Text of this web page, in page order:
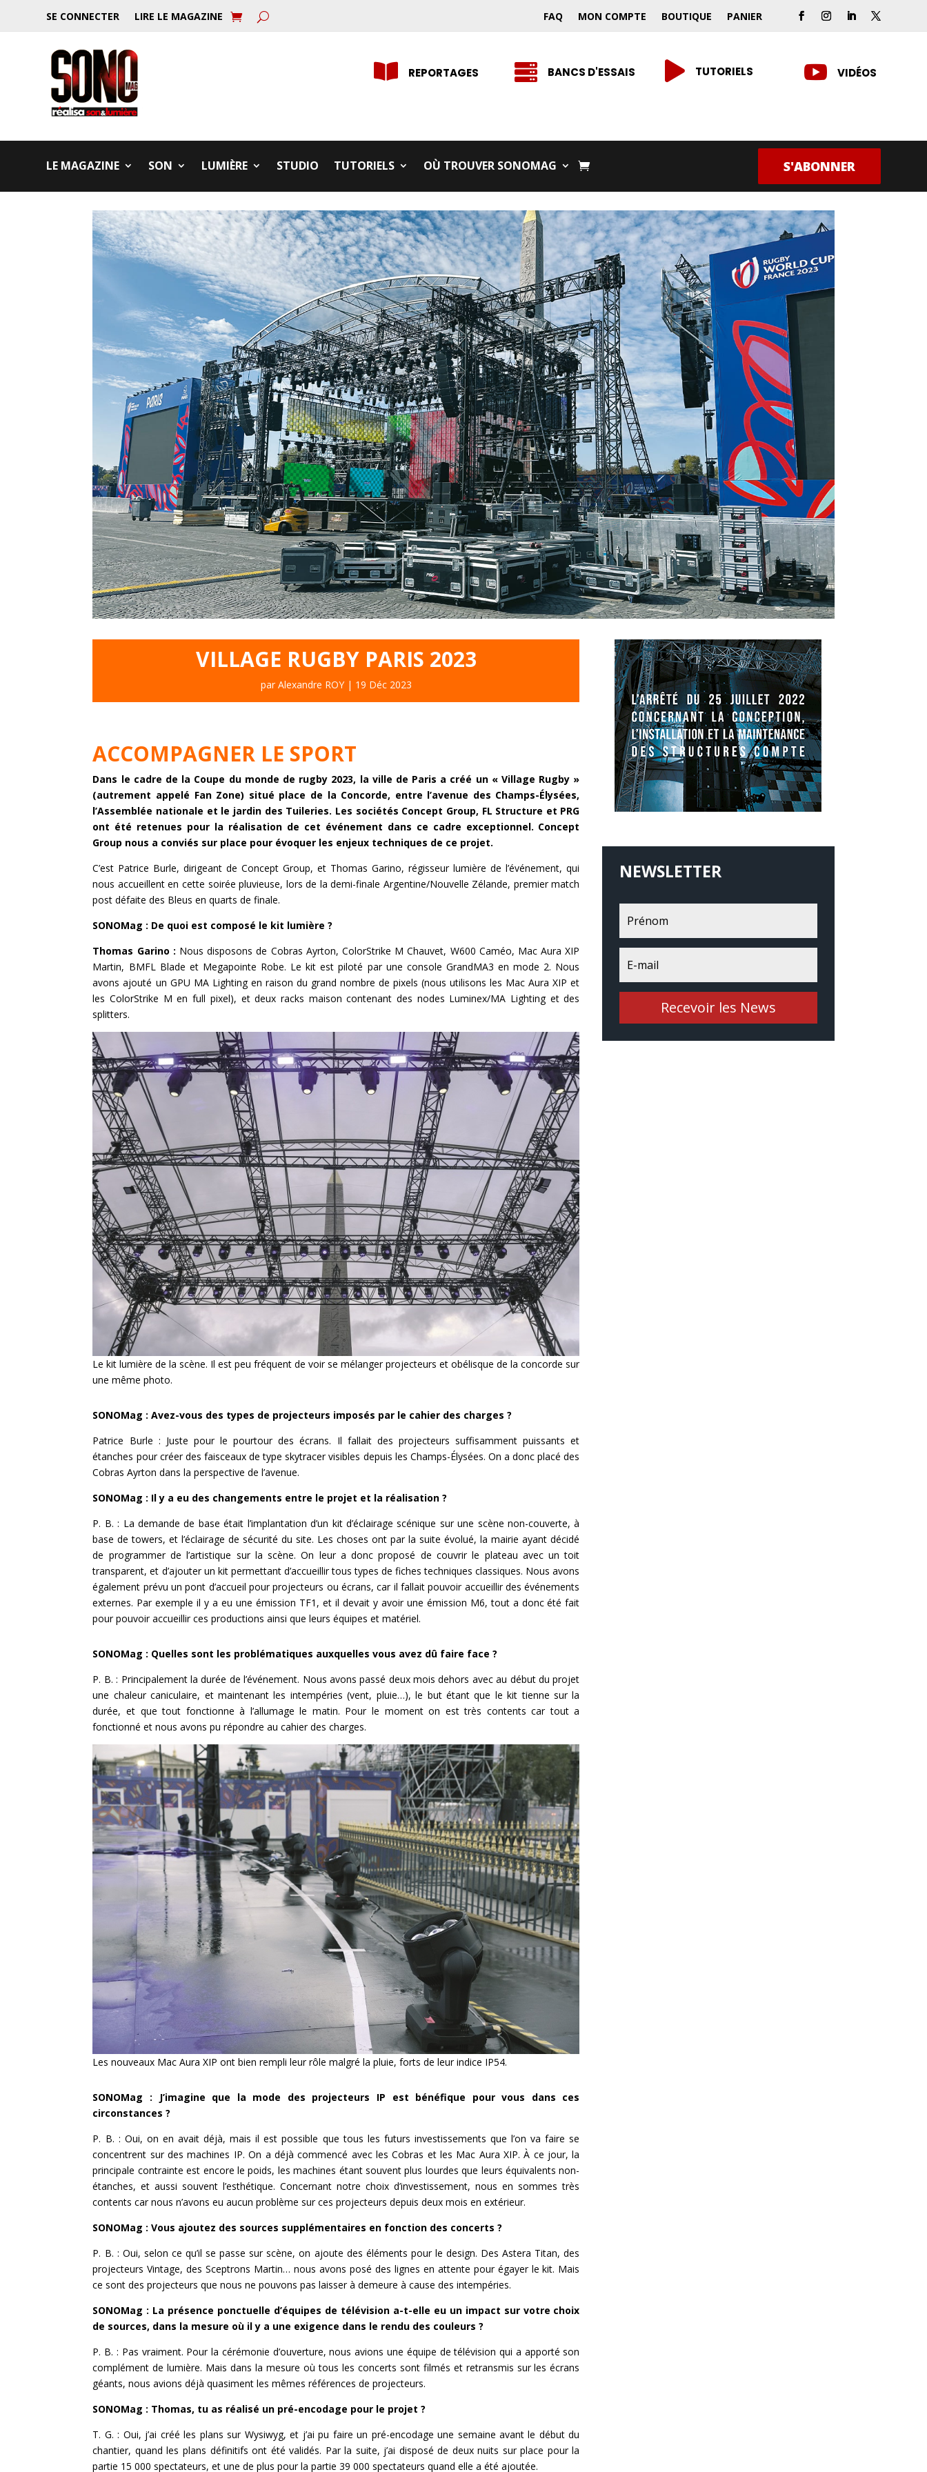
SE CONNECTER LIRE LE MAGAZINE FAQ MON COMPTE BOUTIQUE PANIER
 REPORTAGES  BANCS D'ESSAIS  TUTORIELS  VIDÉOS
LE MAGAZINE SON LUMIÈRE STUDIO TUTORIELS OÙ TROUVER SONOMAG S'ABONNER
VILLAGE RUGBY PARIS 2023
parAlexandre ROY| 19 Déc 2023
ACCOMPAGNER LE SPORT
Dans le cadre de la Coupe du monde de rugby 2023, la ville de Paris a créé un « Village Rugby »
(autrement appelé Fan Zone) situé place de la Concorde, entre l’avenue des Champs-Élysées,
l’Assemblée nationale et le jardin des Tuileries. Les sociétés Concept Group, FL Structure et PRG
ont été retenues pour la réalisation de cet événement dans ce cadre exceptionnel. Concept
Group nous a conviés sur place pour évoquer les enjeux techniques de ce projet.
C’est Patrice Burle, dirigeant de Concept Group, et Thomas Garino, régisseur lumière de l’événement, qui
nous accueillent en cette soirée pluvieuse, lors de la demi-finale Argentine/Nouvelle Zélande, premier match
post défaite des Bleus en quarts de finale.
SONOMag : De quoi est composé le kit lumière ?
Thomas Garino : Nous disposons de Cobras Ayrton, ColorStrike M Chauvet, W600 Caméo, Mac Aura XIP
Martin, BMFL Blade et Megapointe Robe. Le kit est piloté par une console GrandMA3 en mode 2. Nous
avons ajouté un GPU MA Lighting en raison du grand nombre de pixels (nous utilisons les Mac Aura XIP et
les ColorStrike M en full pixel), et deux racks maison contenant des nodes Luminex/MA Lighting et des
splitters.
Le kit lumière de la scène. Il est peu fréquent de voir se mélanger projecteurs et obélisque de la concorde sur
une même photo.
SONOMag : Avez-vous des types de projecteurs imposés par le cahier des charges ?
Patrice Burle : Juste pour le pourtour des écrans. Il fallait des projecteurs suffisamment puissants et
étanches pour créer des faisceaux de type skytracer visibles depuis les Champs-Élysées. On a donc placé des
Cobras Ayrton dans la perspective de l’avenue.
SONOMag : Il y a eu des changements entre le projet et la réalisation ?
P. B. : La demande de base était l’implantation d’un kit d’éclairage scénique sur une scène non-couverte, à
base de towers, et l’éclairage de sécurité du site. Les choses ont par la suite évolué, la mairie ayant décidé
de programmer de l’artistique sur la scène. On leur a donc proposé de couvrir le plateau avec un toit
transparent, et d’ajouter un kit permettant d’accueillir tous types de fiches techniques classiques. Nous avons
également prévu un pont d’accueil pour projecteurs ou écrans, car il fallait pouvoir accueillir des événements
externes. Par exemple il y a eu une émission TF1, et il devait y avoir une émission M6, tout a donc été fait
pour pouvoir accueillir ces productions ainsi que leurs équipes et matériel.
SONOMag : Quelles sont les problématiques auxquelles vous avez dû faire face ?
P. B. : Principalement la durée de l’événement. Nous avons passé deux mois dehors avec au début du projet
une chaleur caniculaire, et maintenant les intempéries (vent, pluie…), le but étant que le kit tienne sur la
durée, et que tout fonctionne à l’allumage le matin. Pour le moment on est très contents car tout a
fonctionné et nous avons pu répondre au cahier des charges.
Les nouveaux Mac Aura XIP ont bien rempli leur rôle malgré la pluie, forts de leur indice IP54.
SONOMag : J’imagine que la mode des projecteurs IP est bénéfique pour vous dans ces
circonstances ?
P. B. : Oui, on en avait déjà, mais il est possible que tous les futurs investissements que l’on va faire se
concentrent sur des machines IP. On a déjà commencé avec les Cobras et les Mac Aura XIP. À ce jour, la
principale contrainte est encore le poids, les machines étant souvent plus lourdes que leurs équivalents non-
étanches, et aussi souvent l’esthétique. Concernant notre choix d’investissement, nous en sommes très
contents car nous n’avons eu aucun problème sur ces projecteurs depuis deux mois en extérieur.
SONOMag : Vous ajoutez des sources supplémentaires en fonction des concerts ?
P. B. : Oui, selon ce qu’il se passe sur scène, on ajoute des éléments pour le design. Des Astera Titan, des
projecteurs Vintage, des Sceptrons Martin… nous avons posé des lignes en attente pour égayer le kit. Mais
ce sont des projecteurs que nous ne pouvons pas laisser à demeure à cause des intempéries.
SONOMag : La présence ponctuelle d’équipes de télévision a-t-elle eu un impact sur votre choix
de sources, dans la mesure où il y a une exigence dans le rendu des couleurs ?
P. B. : Pas vraiment. Pour la cérémonie d’ouverture, nous avions une équipe de télévision qui a apporté son
complément de lumière. Mais dans la mesure où tous les concerts sont filmés et retransmis sur les écrans
géants, nous avions déjà quasiment les mêmes références de projecteurs.
SONOMag : Thomas, tu as réalisé un pré-encodage pour le projet ?
T. G. : Oui, j’ai créé les plans sur Wysiwyg, et j’ai pu faire un pré-encodage une semaine avant le début du
chantier, quand les plans définitifs ont été validés. Par la suite, j’ai disposé de deux nuits sur place pour la
partie 15 000 spectateurs, et une de plus pour la partie 39 000 spectateurs quand elle a été ajoutée.
NEWSLETTER